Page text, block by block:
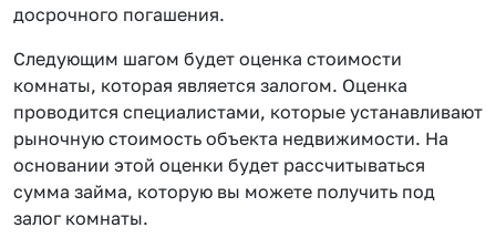
досрочного погашения.
Следующим шагом будет оценка стоимости
комнаты, которая является залогом. Оценка
проводится специалистами, которые устанавливают
рыночную стоимость объекта недвижимости. На
основании этой оценки будет рассчитываться
сумма займа, которую вы можете получить под
залог комнаты.